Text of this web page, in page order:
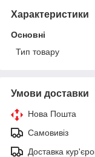
Характеристики
Основні
Тип товару
Умови доставки
Нова Пошта
Самовивіз
Доставка